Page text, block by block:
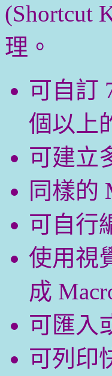
(Shortcut
理。
可自訂
個以上
可建立
同樣的
可自行
使用視
成
可匯入
可列印